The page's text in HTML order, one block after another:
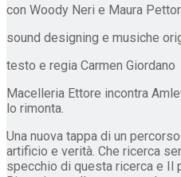
con Woody Neri e Maura
sound designing e musiche
testo e regia Carmen Giordano
Macelleria Ettore incontra
lo rimonta.
Una nuova tappa di un
artificio e verità. Che ricerca
specchio di questa ricerca e Il